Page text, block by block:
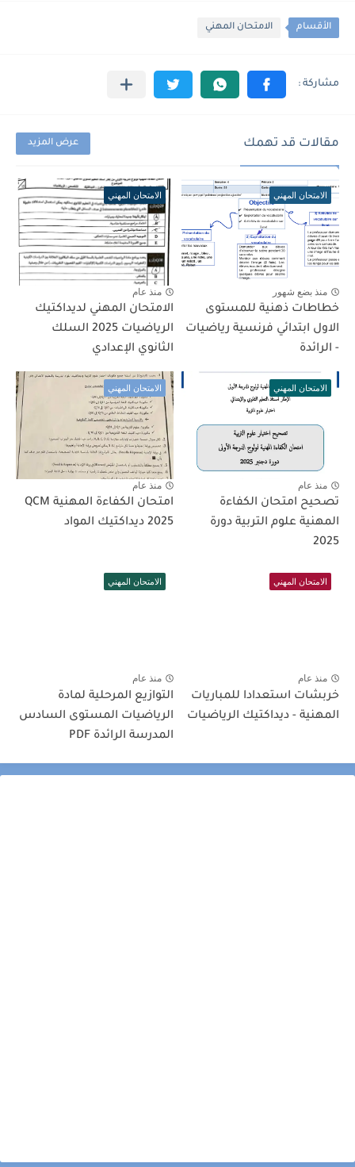
الأقسام الامتحان المهني
مقالات قد تهمك عرض المزيد
الامتحان المهني
منذ بضع شهور
خطاطات ذهنية للمستوى
الاول ابتدائي فرنسية رياضيات
- الرائدة
الامتحان المهني
منذ عام
الامتحان المهني لديداكتيك
الرياضيات 2025 السلك
الثانوي الإعدادي
الامتحان المهني
منذ عام
تصحيح امتحان الكفاءة
المهنية علوم التربية دورة
2025
الامتحان المهني
منذ عام
امتحان الكفاءة المهنية QCM
2025 ديداكتيك المواد
الامتحان المهني
منذ عام
خربشات استعدادا للمباريات
المهنية - ديداكتيك الرياضيات
الامتحان المهني
منذ عام
التوازيع المرحلية لمادة
الرياضيات المستوى السادس
المدرسة الرائدة PDF